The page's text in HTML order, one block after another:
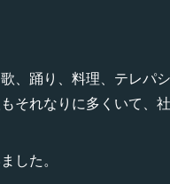
、踊り、料理、テレパ
それなりに多くいて、
した。